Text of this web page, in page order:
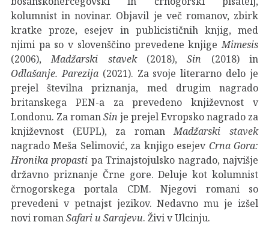
kolumnist in novinar. Objavil je več romanov, zbirk
kratke proze, esejev in publicističnih knjig, med
njimi pa so v slovenščino prevedene knjige Mimesis
(2006), Madžarski stavek(2018),Sin (2018) in
Odlašanje. Parezija(2021). Za svoje literarno delo je
prejel številna priznanja, med drugim nagrado
britanskega PEN-a za prevedeno književnost v
Londonu. Za roman Sin je prejel Evropsko nagrado za
književnost (EUPL), za roman Madžarski stavek
nagrado Meša Selimović, za knjigo esejev Crna Gora:
Hronika propasti pa Trinajstojulsko nagrado, najvišje
državno priznanje Črne gore. Deluje kot kolumnist
črnogorskega portala CDM. Njegovi romani so
prevedeni v petnajst jezikov. Nedavno mu je izšel
novi roman Safari u Sarajevu. Živi v Ulcinju.